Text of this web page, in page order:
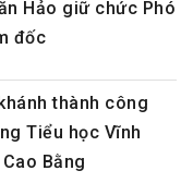
Hảo giữ chức Phó
đốc
thành công
Tiểu học Vĩnh
Bằng